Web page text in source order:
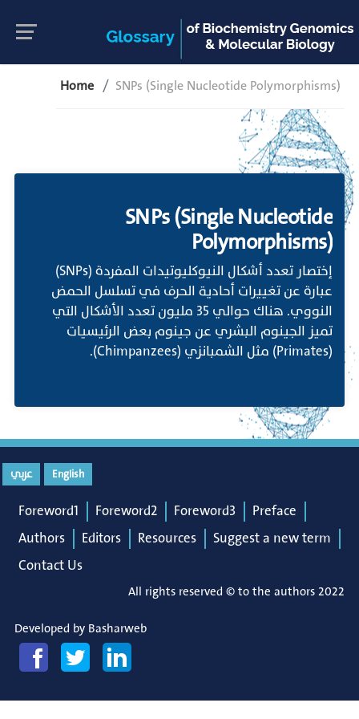
Home SNPs (Single Nucleotide Polymorphisms)
SNPs (Single Nucleotide
Polymorphisms)
إختصار تعدد أشكال النيوكليوتيدات المفردة (SNPs)
عبارة عن تغييرات أحادية الحرف في تسلسل الحمض
النووي. هناك حوالي 35 مليون تعدد الأشكال التي
تميز الجينوم البشري عن جينوم بعض الرئيسيات
(Primates) مثل الشمبانزي (Chimpanzees).
English عربي
Foreword1 Foreword2 Foreword3
Preface
Authors
Editors Resources
Suggest a new term
Contact Us
All rights reserved © to the authors 2022
Developed by Basharweb